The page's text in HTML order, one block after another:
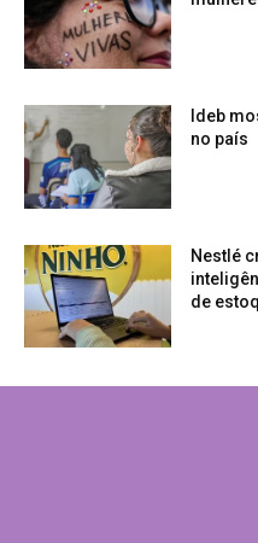
Ideb
no país
Nestlé
de